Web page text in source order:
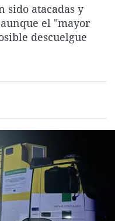
La rosa de los vientos
Gente viajera
Caso
Retornados
Extremadura
Galicia
Virales
Televisión
sido atacadas y
el "mayor
descuelgue